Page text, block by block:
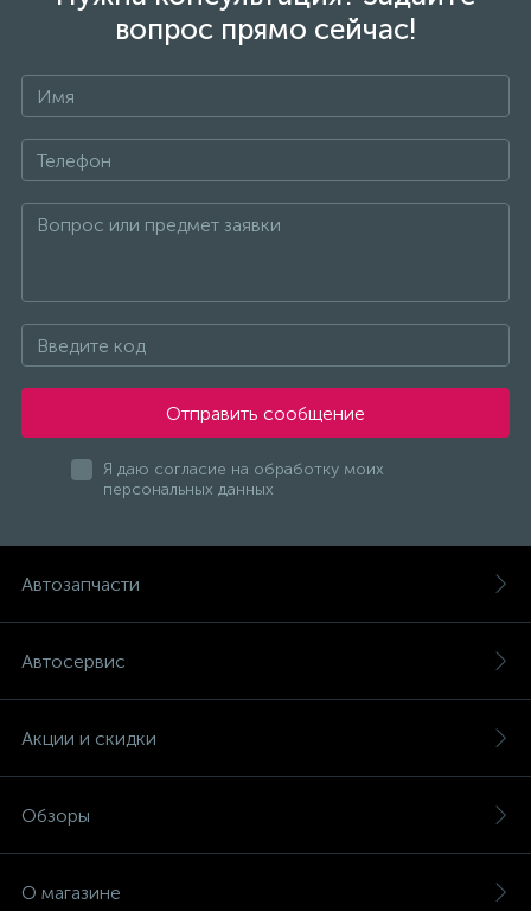
вопрос прямо сейчас!
Отправить сообщение
Я даю согласие на обработку моих
персональных данных
Автозапчасти
Автосервис
Акции и скидки
Обзоры
О магазине